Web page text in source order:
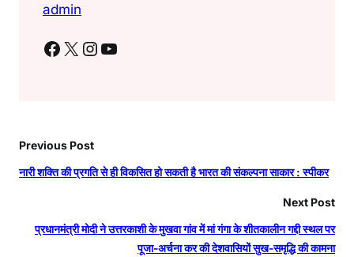
admin
Facebook X Instagram YouTube
Previous Post
नारी शक्ति की प्रगति से ही विकसित हो सकती है भारत की संकल्पना साकार : स्पीकर
Next Post
प्रधानमंत्री मोदी ने उत्तरकाशी के मुखवा गांव में मां गंगा के शीतकालीन गद्दी स्थल पर
पूजा-अर्चना कर की देशवासियों सुख-समृद्धि की कामना